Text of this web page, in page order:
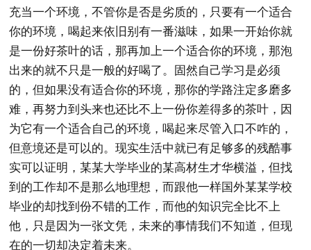
充当一个环境，不管你是否是劣质的，只要有一个适合
你的环境，喝起来依旧别有一番滋味，如果一开始你就
是一份好茶叶的话，那再加上一个适合你的环境，那泡
出来的就不只是一般的好喝了。固然自己学习是必须
的，但如果没有适合你的环境，那你的学路注定多磨多
难，再努力到头来也还比不上一份你差得多的茶叶，因
为它有一个适合自己的环境，喝起来尽管入口不咋的，
但意境还是可以的。现实生活中就已有足够多的残酷事
实可以证明，某某大学毕业的某高材生才华横溢，但找
到的工作却不是那么地理想，而跟他一样国外某某学校
毕业的却找到份不错的工作，而他的知识完全比不上
他，只是因为一张文凭，未来的事情我们不知道，但现
在的一切却决定着未来。